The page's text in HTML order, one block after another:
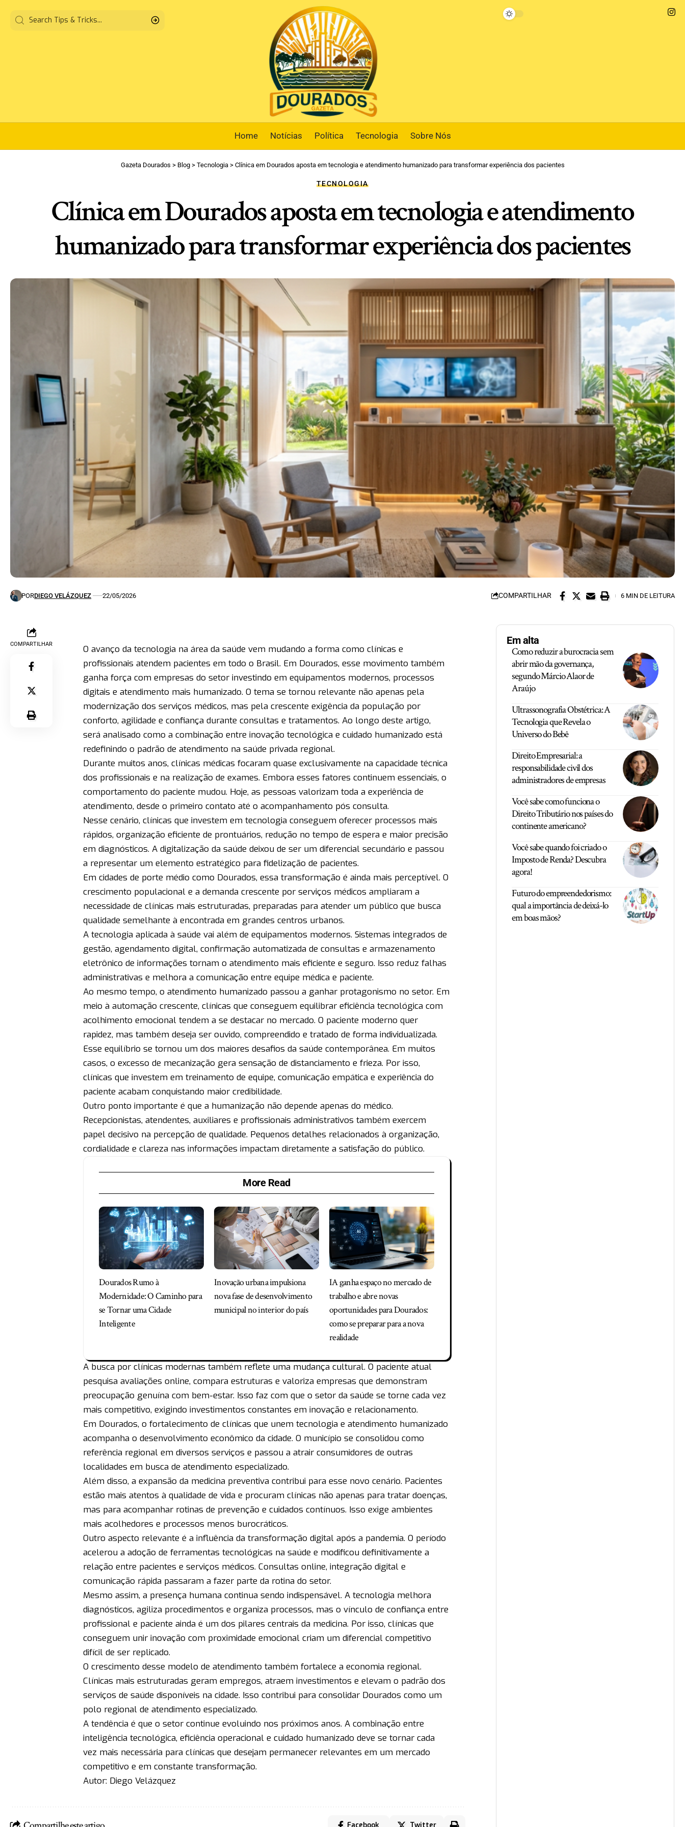
Home Notícias Política Tecnologia Sobre Nós
Gazeta Dourados > Blog> Tecnologia> Clínica em Dourados aposta em tecnologia e atendimento humanizado para transformar experiência dos pacientes
TECNOLOGIA
Clínica em Dourados aposta em tecnologia e atendimento
humanizado para transformar experiência dos pacientes
PORDIEGO VELÁZQUEZ 22/05/2026 COMPARTILHAR 6 MIN DE LEITURA
COMPARTILHAR
O avanço da tecnologia na área da saúde vem mudando a forma como clínicas e
profissionais atendem pacientes em todo o Brasil. Em Dourados, esse movimento também
ganha força com empresas do setor investindo em equipamentos modernos, processos
digitais e atendimento mais humanizado. O tema se tornou relevante não apenas pela
modernização dos serviços médicos, mas pela crescente exigência da população por
conforto, agilidade e confiança durante consultas e tratamentos. Ao longo deste artigo,
será analisado como a combinação entre inovação tecnológica e cuidado humanizado está
redefinindo o padrão de atendimento na saúde privada regional.
Durante muitos anos, clínicas médicas focaram quase exclusivamente na capacidade técnica
dos profissionais e na realização de exames. Embora esses fatores continuem essenciais, o
comportamento do paciente mudou. Hoje, as pessoas valorizam toda a experiência de
atendimento, desde o primeiro contato até o acompanhamento pós consulta.
Nesse cenário, clínicas que investem em tecnologia conseguem oferecer processos mais
rápidos, organização eficiente de prontuários, redução no tempo de espera e maior precisão
em diagnósticos. A digitalização da saúde deixou de ser um diferencial secundário e passou
a representar um elemento estratégico para fidelização de pacientes.
Em cidades de porte médio como Dourados, essa transformação é ainda mais perceptível. O
crescimento populacional e a demanda crescente por serviços médicos ampliaram a
necessidade de clínicas mais estruturadas, preparadas para atender um público que busca
qualidade semelhante à encontrada em grandes centros urbanos.
A tecnologia aplicada à saúde vai além de equipamentos modernos. Sistemas integrados de
gestão, agendamento digital, confirmação automatizada de consultas e armazenamento
eletrônico de informações tornam o atendimento mais eficiente e seguro. Isso reduz falhas
administrativas e melhora a comunicação entre equipe médica e paciente.
Ao mesmo tempo, o atendimento humanizado passou a ganhar protagonismo no setor. Em
meio à automação crescente, clínicas que conseguem equilibrar eficiência tecnológica com
acolhimento emocional tendem a se destacar no mercado. O paciente moderno quer
rapidez, mas também deseja ser ouvido, compreendido e tratado de forma individualizada.
Esse equilíbrio se tornou um dos maiores desafios da saúde contemporânea. Em muitos
casos, o excesso de mecanização gera sensação de distanciamento e frieza. Por isso,
clínicas que investem em treinamento de equipe, comunicação empática e experiência do
paciente acabam conquistando maior credibilidade.
Outro ponto importante é que a humanização não depende apenas do médico.
Recepcionistas, atendentes, auxiliares e profissionais administrativos também exercem
papel decisivo na percepção de qualidade. Pequenos detalhes relacionados à organização,
cordialidade e clareza nas informações impactam diretamente a satisfação do público.
More Read
Dourados Rumo à
Modernidade: O Caminho para
se Tornar uma Cidade
Inteligente
Inovação urbana impulsiona
nova fase de desenvolvimento
municipal no interior do país
IA ganha espaço no mercado de
trabalho e abre novas
oportunidades para Dourados:
como se preparar para a nova
realidade
A busca por clínicas modernas também reflete uma mudança cultural. O paciente atual
pesquisa avaliações online, compara estruturas e valoriza empresas que demonstram
preocupação genuína com bem-estar. Isso faz com que o setor da saúde se torne cada vez
mais competitivo, exigindo investimentos constantes em inovação e relacionamento.
Em Dourados, o fortalecimento de clínicas que unem tecnologia e atendimento humanizado
acompanha o desenvolvimento econômico da cidade. O município se consolidou como
referência regional em diversos serviços e passou a atrair consumidores de outras
localidades em busca de atendimento especializado.
Além disso, a expansão da medicina preventiva contribui para esse novo cenário. Pacientes
estão mais atentos à qualidade de vida e procuram clínicas não apenas para tratar doenças,
mas para acompanhar rotinas de prevenção e cuidados contínuos. Isso exige ambientes
mais acolhedores e processos menos burocráticos.
Outro aspecto relevante é a influência da transformação digital após a pandemia. O período
acelerou a adoção de ferramentas tecnológicas na saúde e modificou definitivamente a
relação entre pacientes e serviços médicos. Consultas online, integração digital e
comunicação rápida passaram a fazer parte da rotina do setor.
Mesmo assim, a presença humana continua sendo indispensável. A tecnologia melhora
diagnósticos, agiliza procedimentos e organiza processos, mas o vínculo de confiança entre
profissional e paciente ainda é um dos pilares centrais da medicina. Por isso, clínicas que
conseguem unir inovação com proximidade emocional criam um diferencial competitivo
difícil de ser replicado.
O crescimento desse modelo de atendimento também fortalece a economia regional.
Clínicas mais estruturadas geram empregos, atraem investimentos e elevam o padrão dos
serviços de saúde disponíveis na cidade. Isso contribui para consolidar Dourados como um
polo regional de atendimento especializado.
A tendência é que o setor continue evoluindo nos próximos anos. A combinação entre
inteligência tecnológica, eficiência operacional e cuidado humanizado deve se tornar cada
vez mais necessária para clínicas que desejam permanecer relevantes em um mercado
competitivo e em constante transformação.
Autor: Diego Velázquez
Em alta
Como reduzir a burocracia sem
abrir mão da governança,
segundo Márcio Alaor de
Araújo
Ultrassonografia Obstétrica: A
Tecnologia que Revela o
Universo do Bebê
Direito Empresarial: a
responsabilidade civil dos
administradores de empresas
Você sabe como funciona o
Direito Tributário nos países do
continente americano?
Você sabe quando foi criado o
Imposto de Renda? Descubra
agora!
Futuro do empreendedorismo:
qual a importância de deixá-lo
em boas mãos?